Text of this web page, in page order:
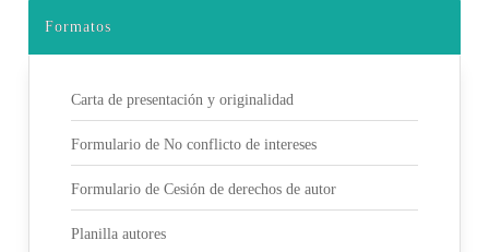
Formatos
Carta de presentación y originalidad
Formulario de No conflicto de intereses
Formulario de Cesión de derechos de autor
Planilla autores